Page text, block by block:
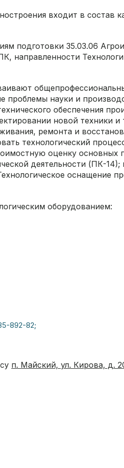
входит в состав
подготовки 35.03.06
направленности
проблемы науки и
обеспечения
новой техники
ремонта и
технологический
оценку основных
деятельности (ПК-
оснащение
оборудованием:
892-82;
п. Майский, ул. Кирова, д.